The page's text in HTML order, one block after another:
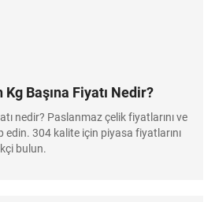
Başına Fiyatı Nedir?
nedir? Paslanmaz çelik fiyatlarını ve
304 kalite için piyasa fiyatlarını
bulun.